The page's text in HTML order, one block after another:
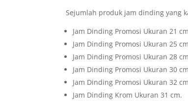
Sejumlah produk jam dinding yang
Jam Dinding Promosi Ukuran 21
Jam Dinding Promosi Ukuran 25
Jam Dinding Promosi Ukuran 28
Jam Dinding Promosi Ukuran 30
Jam Dinding Promosi Ukuran 32
Jam Dinding Krom Ukuran 31 cm.